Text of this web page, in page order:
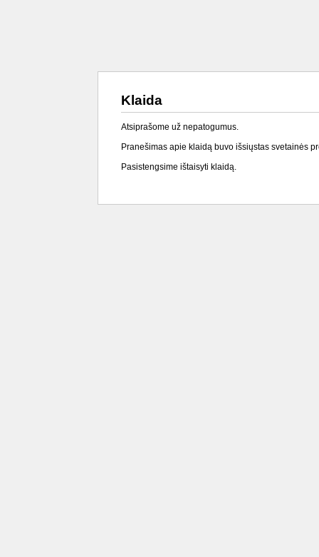
Klaida
Atsiprašome už nepatogumus.
Pranešimas apie klaidą buvo išsiųstas svetainės
Pasistengsime ištaisyti klaidą.